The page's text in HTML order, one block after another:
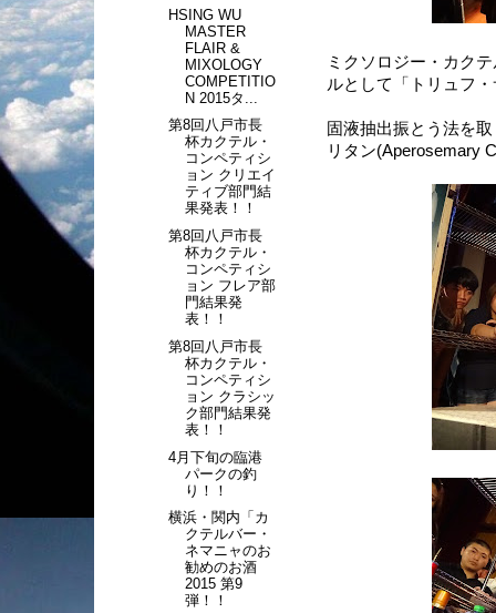
ミクソロジー・カク
ルとして「トリュフ
固液抽出振とう法を
リタン(Aperosemary
HSING WU
MASTER
FLAIR &
MIXOLOGY
COMPETITIO
N 2015タ...
第8回八戸市長
杯カクテル・
コンペティシ
ョン クリエイ
ティブ部門結
果発表！！
第8回八戸市長
杯カクテル・
コンペティシ
ョン フレア部
門結果発
表！！
第8回八戸市長
杯カクテル・
コンペティシ
ョン クラシッ
ク部門結果発
表！！
4月下旬の臨港
パークの釣
り！！
横浜・関内「カ
クテルバー・
ネマニャのお
勧めのお酒
2015 第9
弾！！